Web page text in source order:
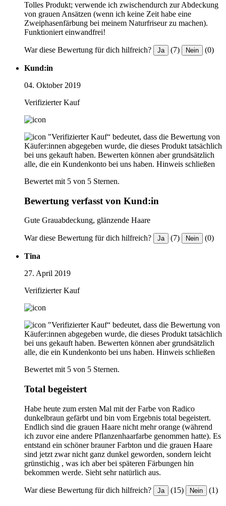
Tolles Produkt; verwende ich zwischendurch zur Abdeckung
von grauen Ansätzen (wenn ich keine Zeit habe eine
Zweiphasenfärbung bei meinem Naturfriseur zu machen).
Funktioniert einwandfrei!
War diese Bewertung für dich hilfreich? Ja (7) Nein (0)
Kund:in
04. Oktober 2019
Verifizierter Kauf
"Verifizierter Kauf“ bedeutet, dass die Bewertung von
Käufer:innen abgegeben wurde, die dieses Produkt tatsächlich
bei uns gekauft haben. Bewerten können aber grundsätzlich
alle, die ein Kundenkonto bei uns haben. Hinweis schließen
Bewertet mit 5 von 5 Sternen.
Bewertung verfasst von Kund:in
Gute Grauabdeckung, glänzende Haare
War diese Bewertung für dich hilfreich? Ja (7) Nein (0)
Tina
27. April 2019
Verifizierter Kauf
"Verifizierter Kauf“ bedeutet, dass die Bewertung von
Käufer:innen abgegeben wurde, die dieses Produkt tatsächlich
bei uns gekauft haben. Bewerten können aber grundsätzlich
alle, die ein Kundenkonto bei uns haben. Hinweis schließen
Bewertet mit 5 von 5 Sternen.
Total begeistert
Habe heute zum ersten Mal mit der Farbe von Radico
dunkelbraun gefärbt und bin vom Ergebnis total begeistert.
Endlich sind die grauen Haare nicht mehr orange (während
ich zuvor eine andere Pflanzenhaarfarbe genommen hatte). Es
entstand ein schöner brauner Farbton und die grauen Haare
sind jetzt zwar nicht ganz dunkel geworden, sondern leicht
grünstichig , was ich aber bei späteren Färbungen hin
bekommen werde. Sieht sehr natürlich aus.
War diese Bewertung für dich hilfreich? Ja (15) Nein (1)